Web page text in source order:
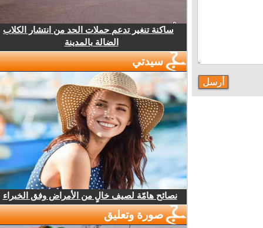
ساكنة تنغير تدعم حملات الحد من انتشار الكلاب
الضالة بالمدينة
سيدتي
نصائح هامّة لصيف خالٍ من الأمراض وفق الخبراء
صورة وتعليق